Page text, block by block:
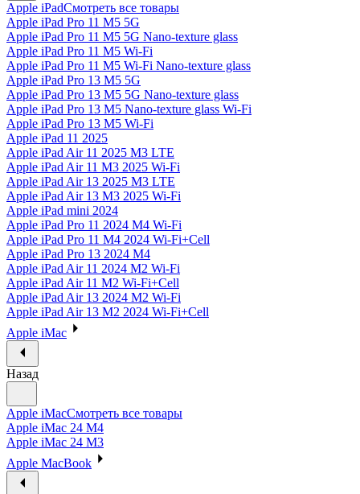
Apple iPadСмотреть все товары
Apple iPad Pro 11 M5 5G
Apple iPad Pro 11 M5 5G Nano-texture glass
Apple iPad Pro 11 M5 Wi-Fi
Apple iPad Pro 11 M5 Wi-Fi Nano-texture glass
Apple iPad Pro 13 M5 5G
Apple iPad Pro 13 M5 5G Nano-texture glass
Apple iPad Pro 13 M5 Nano-texture glass Wi-Fi
Apple iPad Pro 13 M5 Wi-Fi
Apple iPad 11 2025
Apple iPad Air 11 2025 M3 LTE
Apple iPad Air 11 M3 2025 Wi-Fi
Apple iPad Air 13 2025 M3 LTE
Apple iPad Air 13 M3 2025 Wi-Fi
Apple iPad mini 2024
Apple iPad Pro 11 2024 M4 Wi-Fi
Apple iPad Pro 11 M4 2024 Wi-Fi+Cell
Apple iPad Pro 13 2024 M4
Apple iPad Air 11 2024 M2 Wi-Fi
Apple iPad Air 11 M2 Wi-Fi+Cell
Apple iPad Air 13 2024 M2 Wi-Fi
Apple iPad Air 13 M2 2024 Wi-Fi+Cell
Apple iMac
Назад
Apple iMacСмотреть все товары
Apple iMac 24 M4
Apple iMac 24 M3
Apple MacBook